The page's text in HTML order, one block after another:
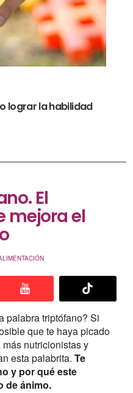
lograr la habilidad
El
mejora el
palabra triptófano? Si
que te haya picado
nutricionistas y
esta palabrita. Te
y por qué este
de ánimo.